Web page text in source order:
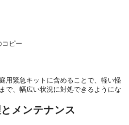
ピー
用緊急キットに含めることで、軽い怪
で、幅広い状況に対処できるようにな
メンテナンス